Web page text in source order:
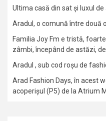
Ultima casă din sat și luxul de
Aradul, o comună între două
Familia Joy Fm e tristă,
zâmbi, începând de astăzi,
Aradul , sub cod roșu de
Arad Fashion Days, în acest
acoperișul (P5) de la Atrium